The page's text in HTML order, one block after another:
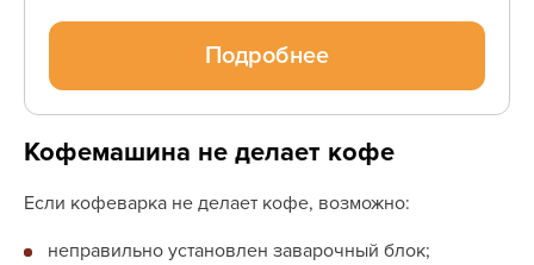
Подробнее
Кофемашина не делает кофе
Если кофеварка не делает кофе, возможно:
неправильно установлен заварочный блок;